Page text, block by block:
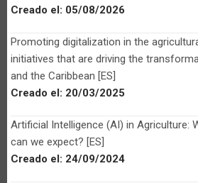
Creado el: 05/08/2026
Promoting digitalization in the
initiatives that are driving the
and the Caribbean [ES]
Creado el: 20/03/2025
Artificial Intelligence (AI) in Agriculture:
can we expect? [ES]
Creado el: 24/09/2024